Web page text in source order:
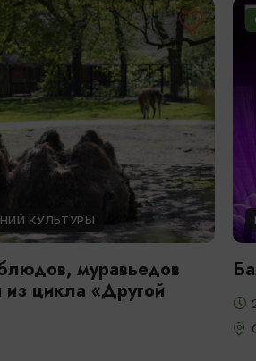
КУЛЬТУРЫ
муравьедов
из цикла «Другой